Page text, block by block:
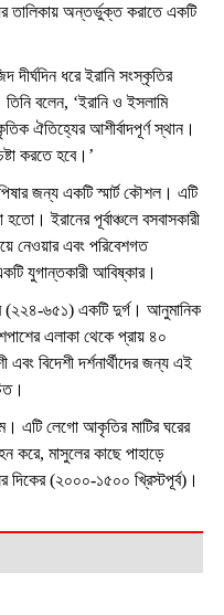
তালিকায় অন্তর্ভুক্ত করাতে একটি
দীর্ঘদিন ধরে ইরানি সংস্কৃতির
বলেন, ‘ইরানি ও ইসলামি
ঐতিহ্যের আশীর্বাদপূর্ণ স্থান।
করতে হবে।’
জন্য একটি স্মার্ট কৌশল। এটি
ইরানের পূর্বাঞ্চলে বসবাসকারী
নেওয়ার এবং পরিবেশগত
যুগান্তকারী আবিষ্কার।
(২২৪-৬৫১) একটি দুর্গ। আনুমানিক
এলাকা থেকে প্রায় ৪০
বিদেশী দর্শনার্থীদের জন্য এই
এটি লেগো আকৃতির মাটির ঘরের
করে, মাসুলের কাছে পাহাড়ে
দিকের (২০০০-১৫০০ খ্রিস্টপূর্ব)।